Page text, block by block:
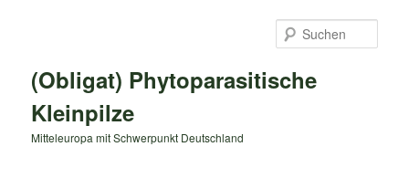
(Obligat) Phytoparasitische
Kleinpilze
Mitteleuropa mit Schwerpunkt Deutschland